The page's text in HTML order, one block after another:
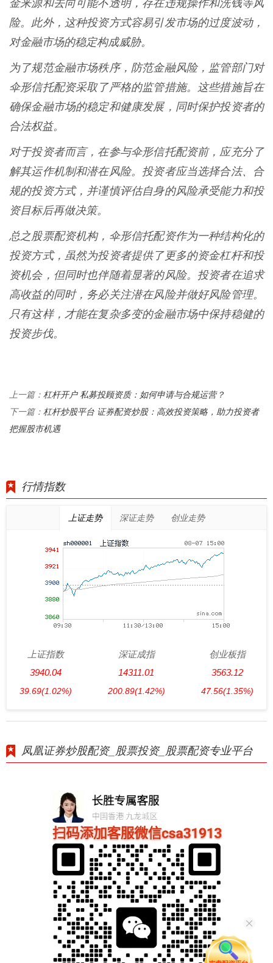
金来源和去向可能不透明，存在违规操作和洗钱等风
险。此外，这种投资方式容易引发市场的过度波动，
对金融市场的稳定构成威胁。
为了规范金融市场秩序，防范金融风险，监管部门对
伞形信托配资采取了严格的监管措施。这些措施旨在
确保金融市场的稳定和健康发展，同时保护投资者的
合法权益。
对于投资者而言，在参与伞形信托配资前，应充分了
解其运作机制和潜在风险。投资者应当选择合法、合
规的投资方式，并谨慎评估自身的风险承受能力和投
资目标后再做决策。
总之股票配资机构，伞形信托配资作为一种结构化的
投资方式，虽然为投资者提供了更多的资金杠杆和投
资机会，但同时也伴随着显著的风险。投资者在追求
高收益的同时，务必关注潜在风险并做好风险管理。
只有这样，才能在复杂多变的金融市场中保持稳健的
投资步伐。
上一篇： 杠杆开户 私募投顾资质：如何申请与合规运营？
下一篇： 杠杆炒股平台 证券配资炒股：高效投资策略，助力投资者
把握股市机遇
行情指数
上证走势 深证走势 创业走势
上证指数
3940.04
39.69(1.02%)
深证成指
14311.01
200.89(1.42%)
创业板指
3563.12
47.56(1.35%)
凤凰证券炒股配资_股票投资_股票配资专业平台